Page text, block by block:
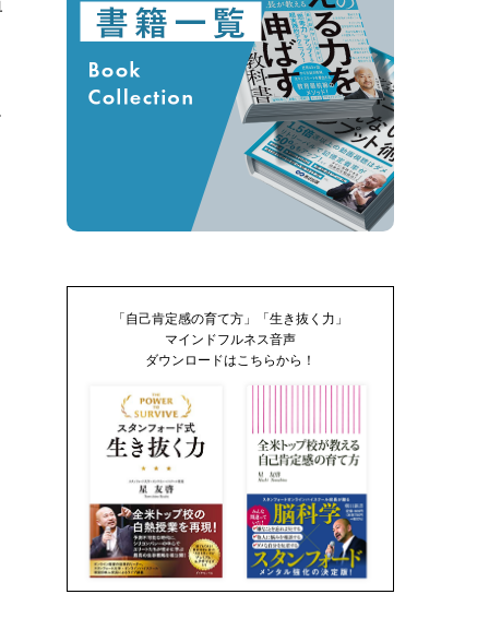
「自己肯定感の育て方」「生き抜く力」
マインドフルネス音声
ダウンロードはこちらから！